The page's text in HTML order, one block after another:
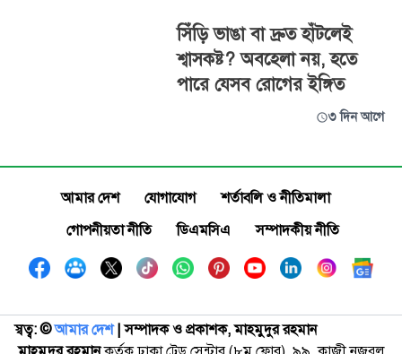
সিঁড়ি ভাঙা বা দ্রুত হাঁটলেই
শ্বাসকষ্ট? অবহেলা নয়, হতে
পারে যেসব রোগের ইঙ্গিত
৩ দিন আগে
আমার দেশ যোগাযোগ
শর্তাবলি ও নীতিমালা
গোপনীয়তা নীতি
ডিএমসিএ সম্পাদকীয় নীতি
স্বত্ব: ©️আমার দেশ| সম্পাদক ও প্রকাশক, মাহমুদুর রহমান